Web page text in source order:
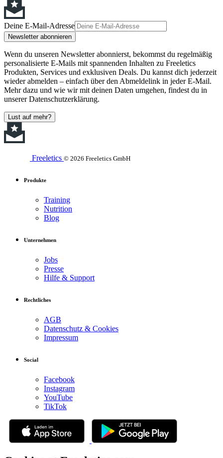
Deine E-Mail-Adresse
Newsletter abonnieren
Wenn du unseren Newsletter abonnierst, bekommst du regelmäßig
personalisierte E-Mails mit spannenden Inhalten zu Freeletics
Produkten, Services und exklusiven Deals. Du kannst dich jederzeit
wieder abmelden – einfach über den Abmeldelink in jeder E-Mail.
Mehr dazu und wie wir mit deinen Daten umgehen, findest du in
unserer Datenschutzerklärung.
Lust auf mehr?
Freeletics © 2026 Freeletics GmbH
Produkte
Training
Nutrition
Blog
Unternehmen
Jobs
Presse
Hilfe & Support
Rechtliches
AGB
Datenschutz & Cookies
Impressum
Social
Facebook
Instagram
YouTube
TikTok